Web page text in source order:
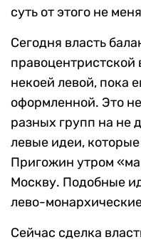
суть от этого не
Сегодня власть
некоей левой, пока
оформленной. Это
разных групп на не
левые идеи,
Пригожин утром
Москву. Подобные
лево-
Сейчас сделка